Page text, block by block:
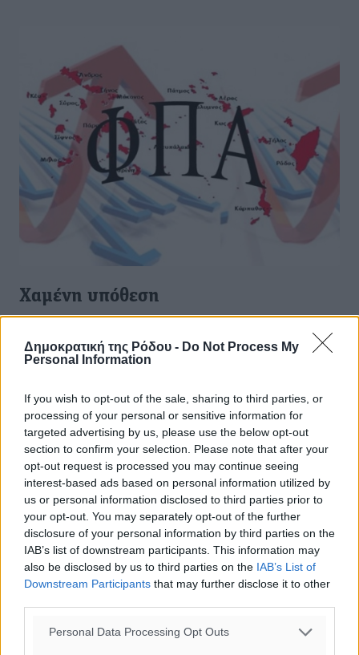
Δημοκρατική της Ρόδου - Do Not Process My
Personal Information
If you wish to opt-out of the sale, sharing to third parties, or
processing of your personal or sensitive information for
targeted advertising by us, please use the below opt-out
section to confirm your selection. Please note that after your
opt-out request is processed you may continue seeing
interest-based ads based on personal information utilized by
us or personal information disclosed to third parties prior to
your opt-out. You may separately opt-out of the further
disclosure of your personal information by third parties on the
IAB’s list of downstream participants. This information may
also be disclosed by us to third parties on the IAB’s List of
Downstream Participants that may further disclose it to other
Personal Data Processing Opt Outs
Χαμένη υπόθεση
Πάνε κι έρχονται οι δηλώσεις κυβερνητικών βουλευτών,
πως ακόμη δεν έχει κλείσει το θέμα του ΦΠΑ στα νησιά,
χωρίς να παραλείπουν την μόνιμη επωδό πως οι
14.12.17, 17:58